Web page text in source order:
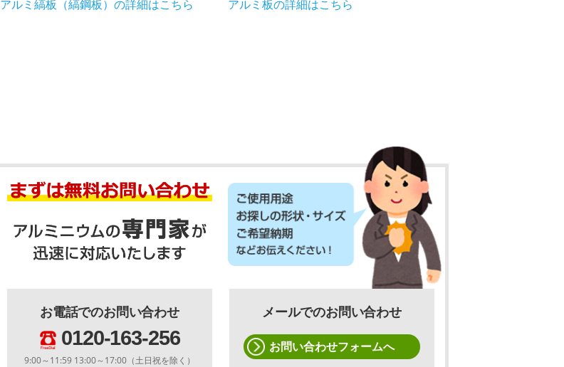
アルミ縞板（縞鋼板）の詳細はこちら アルミ板の詳細はこちら
お電話でのお問い合わせ
0120-163-256
9:00～11:59 13:00～17:00（土日祝を除く）
メールでのお問い合わせ
お問い合わせフォームへ